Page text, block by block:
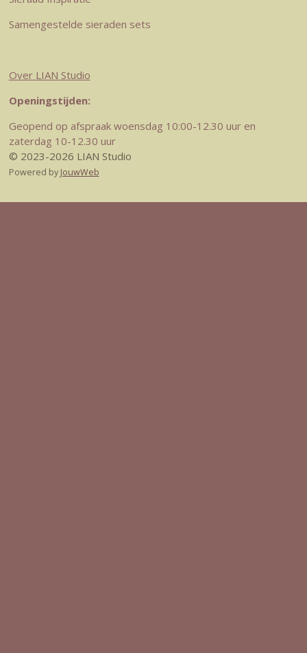
Samengestelde sieraden sets
Over LIAN Studio
Openingstijden:
Geopend op afspraak woensdag 10:00-12.30 uur en
zaterdag 10-12.30 uur
© 2023-2026 LIAN Studio
Powered by JouwWeb